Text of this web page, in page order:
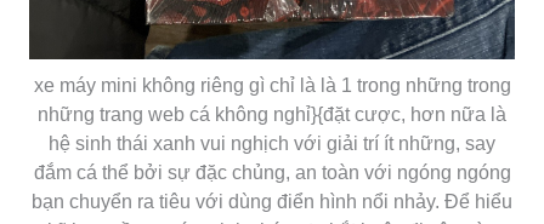
xe máy mini không riêng gì chỉ là là 1 trong những trong
những trang web cá không nghỉ}{đặt cược, hơn nữa là
hệ sinh thái xanh vui nghịch với giải trí ít những, say
đắm cá thể bởi sự đặc chủng, an toàn với ngóng ngóng
bạn chuyển ra tiêu với dùng điển hình nổi nhảy. Để hiểu